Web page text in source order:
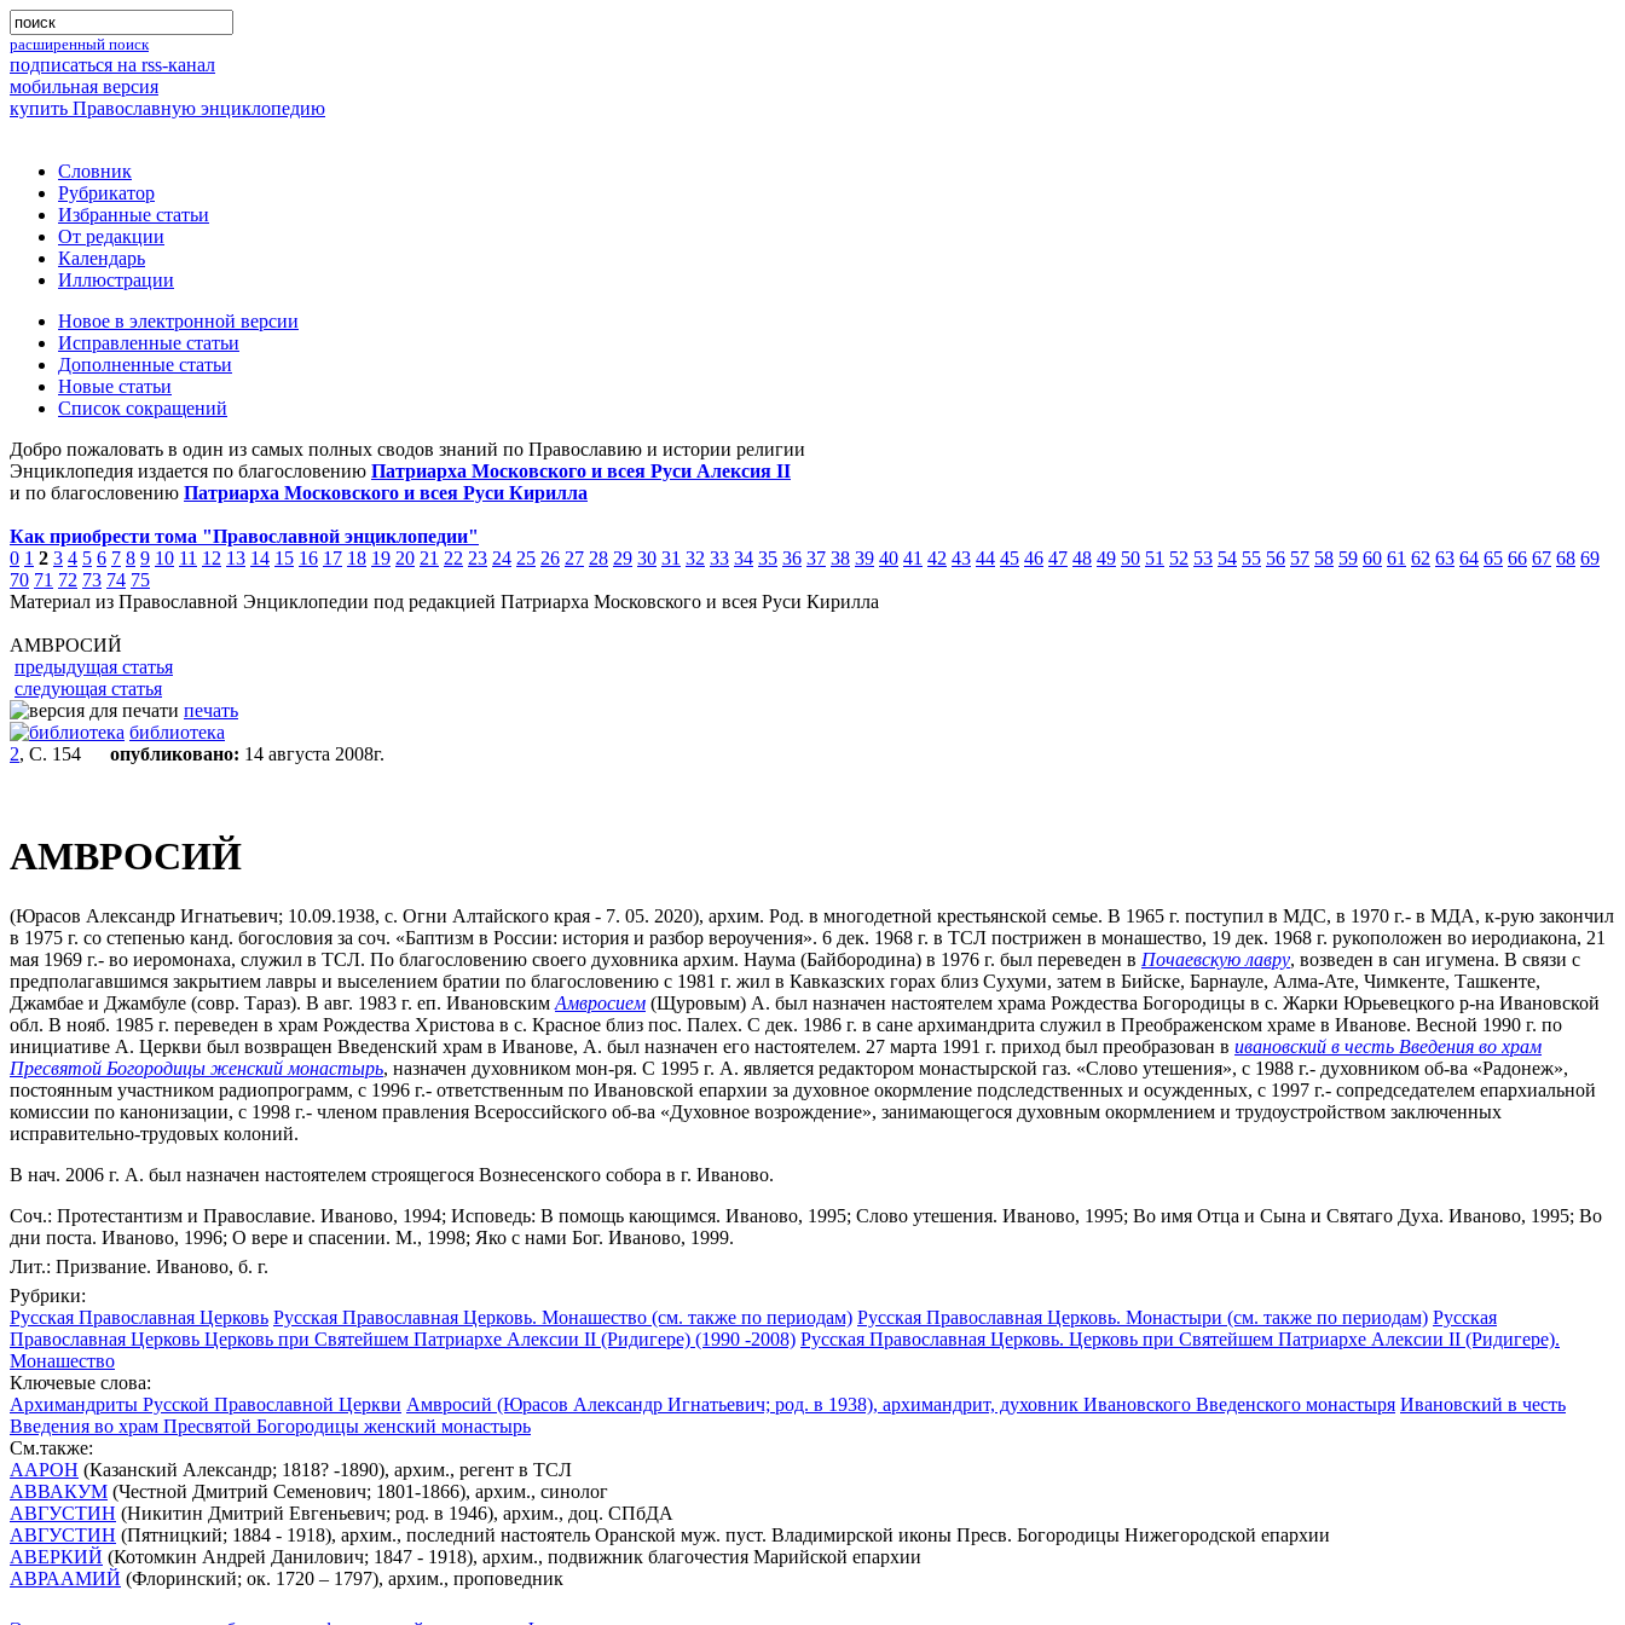
расширенный поиск
подписаться на rss-канал
мобильная версия
купить Православную энциклопедию
Словник
Рубрикатор
Избранные статьи
От редакции
Календарь
Иллюстрации
Новое в электронной версии
Исправленные статьи
Дополненные статьи
Новые статьи
Список сокращений
Добро пожаловать в один из самых полных сводов знаний по Православию и истории религии
Энциклопедия издается по благословению Патриарха Московского и всея Руси Алексия II
и по благословению Патриарха Московского и всея Руси Кирилла
Как приобрести тома "Православной энциклопедии"
0 1 2 3 4 5 6 7 8 9 10 11 12 13 14 15 16 17 18 19 20 21 22 23 24 25 26 27 28 29 30 31 32 33 34 35 36 37 38 39 40 41 42 43 44 45 46 47 48 49 50 51 52 53 54 55 56 57 58 59 60 61 62 63 64 65 66 67 68 69
70 71 72 73 74 75
Материал из Православной Энциклопедии под редакцией Патриарха Московского и всея Руси Кирилла
АМВРОСИЙ
предыдущая статья
следующая статья
печать
библиотека
2, С. 154 опубликовано: 14 августа 2008г.
АМВРОСИЙ
(Юрасов Александр Игнатьевич; 10.09.1938, с. Огни Алтайского края - 7. 05. 2020), архим. Род. в многодетной крестьянской семье. В 1965 г. поступил в МДС, в 1970 г.- в МДА, к-рую закончил
в 1975 г. со степенью канд. богословия за соч. «Баптизм в России: история и разбор вероучения». 6 дек. 1968 г. в ТСЛ пострижен в монашество, 19 дек. 1968 г. рукоположен во иеродиакона, 21
мая 1969 г.- во иеромонаха, служил в ТСЛ. По благословению своего духовника архим. Наума (Байбородина) в 1976 г. был переведен в Почаевскую лавру, возведен в сан игумена. В связи с
предполагавшимся закрытием лавры и выселением братии по благословению с 1981 г. жил в Кавказских горах близ Сухуми, затем в Бийске, Барнауле, Алма-Ате, Чимкенте, Ташкенте,
Джамбае и Джамбуле (совр. Тараз). В авг. 1983 г. еп. Ивановским Амвросием (Щуровым) А. был назначен настоятелем храма Рождества Богородицы в с. Жарки Юрьевецкого р-на Ивановской
обл. В нояб. 1985 г. переведен в храм Рождества Христова в с. Красное близ пос. Палех. С дек. 1986 г. в сане архимандрита служил в Преображенском храме в Иванове. Весной 1990 г. по
инициативе А. Церкви был возвращен Введенский храм в Иванове, А. был назначен его настоятелем. 27 марта 1991 г. приход был преобразован в ивановский в честь Введения во храм
Пресвятой Богородицы женский монастырь, назначен духовником мон-ря. С 1995 г. А. является редактором монастырской газ. «Слово утешения», с 1988 г.- духовником об-ва «Радонеж»,
постоянным участником радиопрограмм, с 1996 г.- ответственным по Ивановской епархии за духовное окормление подследственных и осужденных, с 1997 г.- сопредседателем епархиальной
комиссии по канонизации, с 1998 г.- членом правления Всероссийского об-ва «Духовное возрождение», занимающегося духовным окормлением и трудоустройством заключенных
исправительно-трудовых колоний.
В нач. 2006 г. А. был назначен настоятелем строящегося Вознесенского собора в г. Иваново.
Соч.: Протестантизм и Православие. Иваново, 1994; Исповедь: В помощь кающимся. Иваново, 1995; Слово утешения. Иваново, 1995; Во имя Отца и Сына и Святаго Духа. Иваново, 1995; Во
дни поста. Иваново, 1996; О вере и спасении. М., 1998; Яко с нами Бог. Иваново, 1999.
Лит.: Призвание. Иваново, б. г.
Рубрики:
Русская Православная Церковь Русская Православная Церковь. Монашество (см. также по периодам) Русская Православная Церковь. Монастыри (см. также по периодам) Русская
Православная Церковь Церковь при Святейшем Патриархе Алексии II (Ридигере) (1990 -2008) Русская Православная Церковь. Церковь при Святейшем Патриархе Алексии II (Ридигере).
Монашество
Ключевые слова:
Архимандриты Русской Православной Церкви Амвросий (Юрасов Александр Игнатьевич; род. в 1938), архимандрит, духовник Ивановского Введенского монастыря Ивановский в честь
Введения во храм Пресвятой Богородицы женский монастырь
См.также:
ААРОН (Казанский Александр; 1818? -1890), архим., регент в ТСЛ
АВВАКУМ (Честной Дмитрий Семенович; 1801-1866), архим., синолог
АВГУСТИН (Никитин Дмитрий Евгеньевич; род. в 1946), архим., доц. СПбДА
АВГУСТИН (Пятницкий; 1884 - 1918), архим., последний настоятель Оранской муж. пуст. Владимирской иконы Пресв. Богородицы Нижегородской епархии
АВЕРКИЙ (Котомкин Андрей Данилович; 1847 - 1918), архим., подвижник благочестия Марийской епархии
АВРААМИЙ (Флоринский; ок. 1720 – 1797), архим., проповедник